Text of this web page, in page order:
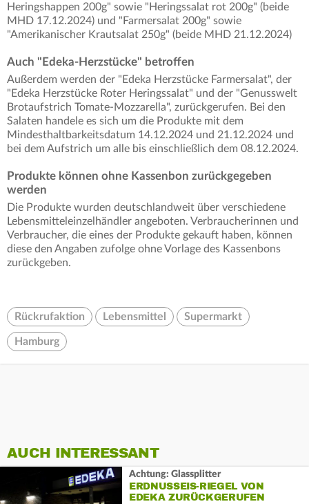
Heringshappen 200g" sowie "Heringssalat rot 200g" (beide
MHD 17.12.2024) und "Farmersalat 200g" sowie
"Amerikanischer Krautsalat 250g" (beide MHD 21.12.2024)
Auch "Edeka-Herzstücke" betroffen
Außerdem werden der "Edeka Herzstücke Farmersalat", der
"Edeka Herzstücke Roter Heringssalat" und der "Genusswelt
Brotaufstrich Tomate-Mozzarella", zurückgerufen. Bei den
Salaten handele es sich um die Produkte mit dem
Mindesthaltbarkeitsdatum 14.12.2024 und 21.12.2024 und
bei dem Aufstrich um alle bis einschließlich dem 08.12.2024.
Produkte können ohne Kassenbon zurückgegeben
werden
Die Produkte wurden deutschlandweit über verschiedene
Lebensmitteleinzelhändler angeboten. Verbraucherinnen und
Verbraucher, die eines der Produkte gekauft haben, können
diese den Angaben zufolge ohne Vorlage des Kassenbons
zurückgeben.
Rückrufaktion Lebensmittel Supermarkt
Hamburg
AUCH INTERESSANT
Achtung: Glassplitter
ERDNUSSEIS-RIEGEL VON
EDEKA ZURÜCKGERUFEN